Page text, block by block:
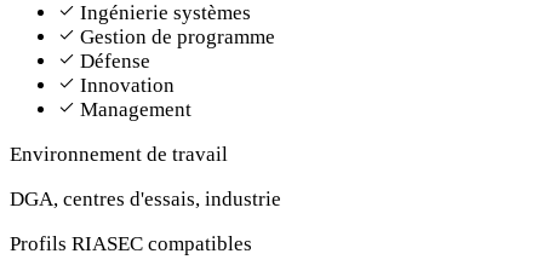
Ingénierie systèmes
Gestion de programme
Défense
Innovation
Management
Environnement de travail
DGA, centres d'essais, industrie
Profils RIASEC compatibles